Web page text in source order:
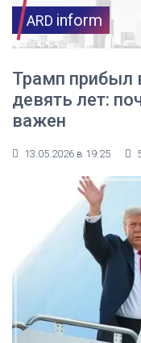
ARD inform
Трамп прибыл
девять лет:
важен
13.05.2026 в 19:25